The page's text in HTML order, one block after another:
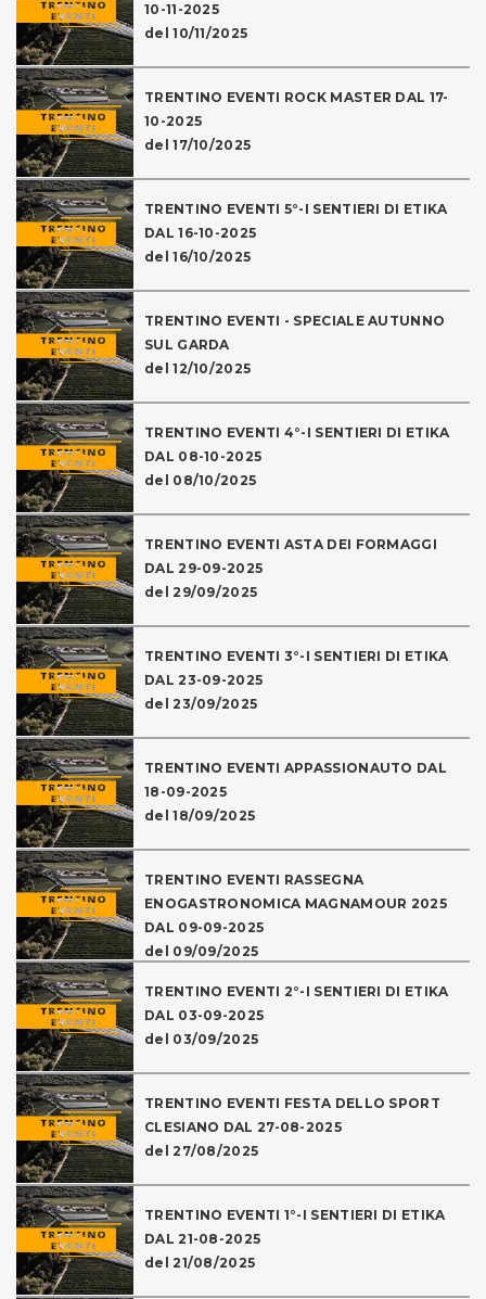
10-11-2025
del 10/11/2025
TRENTINO EVENTI ROCK MASTER DAL 17-
10-2025
del 17/10/2025
TRENTINO EVENTI 5°-I SENTIERI DI ETIKA
DAL 16-10-2025
del 16/10/2025
TRENTINO EVENTI - SPECIALE AUTUNNO
SUL GARDA
del 12/10/2025
TRENTINO EVENTI 4°-I SENTIERI DI ETIKA
DAL 08-10-2025
del 08/10/2025
TRENTINO EVENTI ASTA DEI FORMAGGI
DAL 29-09-2025
del 29/09/2025
TRENTINO EVENTI 3°-I SENTIERI DI ETIKA
DAL 23-09-2025
del 23/09/2025
TRENTINO EVENTI APPASSIONAUTO DAL
18-09-2025
del 18/09/2025
TRENTINO EVENTI RASSEGNA
ENOGASTRONOMICA MAGNAMOUR 2025
DAL 09-09-2025
del 09/09/2025
TRENTINO EVENTI 2°-I SENTIERI DI ETIKA
DAL 03-09-2025
del 03/09/2025
TRENTINO EVENTI FESTA DELLO SPORT
CLESIANO DAL 27-08-2025
del 27/08/2025
TRENTINO EVENTI 1°-I SENTIERI DI ETIKA
DAL 21-08-2025
del 21/08/2025